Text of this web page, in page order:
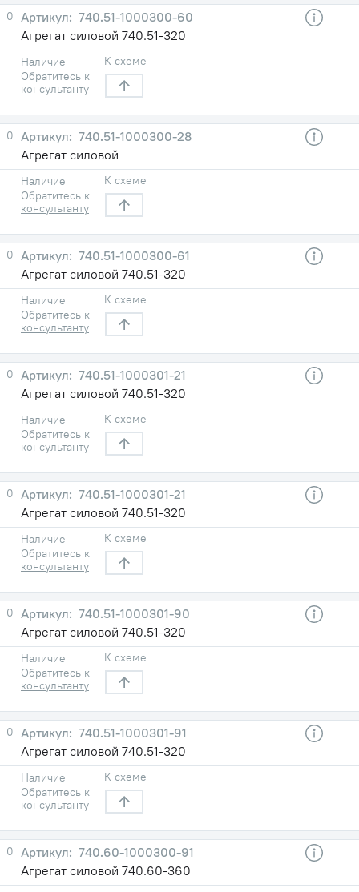
0
740.51-1000300-60
Агрегат силовой 740.51-320
Наличие
Обратитесь к
консультанту
К схеме
0
740.51-1000300-28
Агрегат силовой
Наличие
Обратитесь к
консультанту
К схеме
0
740.51-1000300-61
Агрегат силовой 740.51-320
Наличие
Обратитесь к
консультанту
К схеме
0
740.51-1000301-21
Агрегат силовой 740.51-320
Наличие
Обратитесь к
консультанту
К схеме
0
740.51-1000301-21
Агрегат силовой 740.51-320
Наличие
Обратитесь к
консультанту
К схеме
0
740.51-1000301-90
Агрегат силовой 740.51-320
Наличие
Обратитесь к
консультанту
К схеме
0
740.51-1000301-91
Агрегат силовой 740.51-320
Наличие
Обратитесь к
консультанту
К схеме
0
740.60-1000300-91
Агрегат силовой 740.60-360